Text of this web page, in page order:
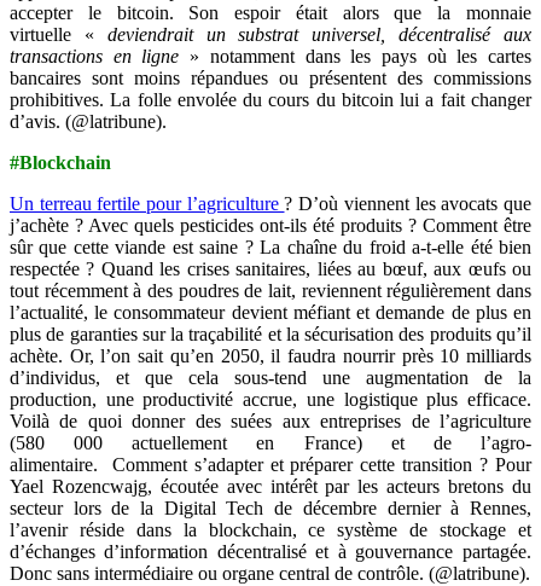
accepter le bitcoin. Son espoir était alors que la monnaie
virtuelle
« deviendrait un substrat universel, décentralisé aux
transactions en ligne » notamment dans les pays où les cartes
bancaires sont moins répandues ou présentent des commissions
prohibitives. La folle envolée du cours du bitcoin lui a fait changer
d’avis. (@latribune).
#Blockchain
Un terreau fertile pour l’agriculture? D’où viennent les avocats que
j’achète ? Avec quels pesticides ont-ils été produits ? Comment être
sûr que cette viande est saine ? La chaîne du froid a-t-elle été bien
respectée ? Quand les crises sanitaires, liées au bœuf, aux œufs ou
tout récemment à des poudres de lait, reviennent régulièrement dans
l’actualité, le consommateur devient méfiant et demande de plus en
plus de garanties sur la traçabilité et la sécurisation des produits qu’il
achète. Or, l’on sait qu’en 2050, il faudra nourrir près 10 milliards
d’individus, et que cela sous-tend une augmentation de la
production, une productivité accrue, une logistique plus efficace.
Voilà de quoi donner des suées aux entreprises de l’agriculture
(580 000 actuellement en France) et de l’agro-
alimentaire. Comment s’adapter et préparer cette transition ? Pour
Yael Rozencwajg, écoutée avec intérêt par les acteurs bretons du
secteur lors de la Digital Tech de décembre dernier à Rennes,
l’avenir réside dans la blockchain, ce système de stockage et
d’échanges d’information décentralisé et à gouvernance partagée.
Donc sans intermédiaire ou organe central de contrôle. (@latribune).